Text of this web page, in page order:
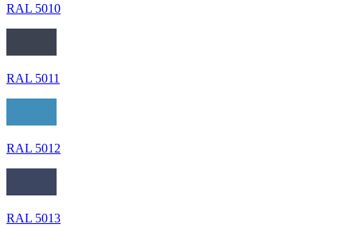
RAL 5010
RAL 5011
RAL 5012
RAL 5013